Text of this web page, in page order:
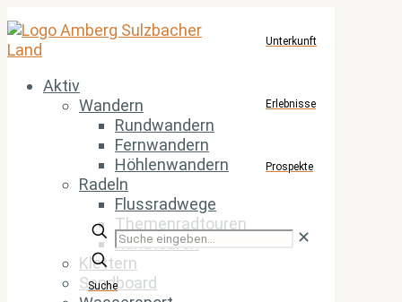
Aktiv
Wandern
Rundwandern
Fernwandern
Höhlenwandern
Radeln
Flussradwege
Themenradtouren
Rundtouren
Klettern
Sandboard
Unterkunft
Erlebnisse
Prospekte
Suche
eingeben...
✕
Suche